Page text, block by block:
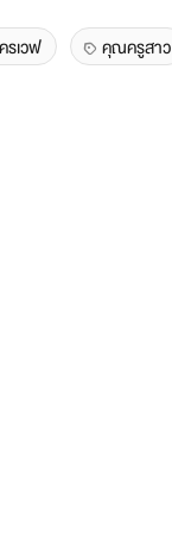
รเวฟ คุณครูสาว